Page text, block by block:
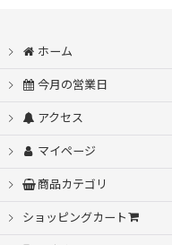
ホーム
今月の営業日
アクセス
マイページ
商品カテゴリ
ショッピングカート